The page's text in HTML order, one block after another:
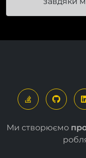
Цей
завдяки
Ми створюємо